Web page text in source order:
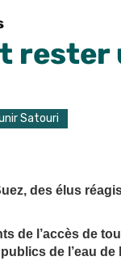
Satouri
des élus
de l’accès de
de l’eau de